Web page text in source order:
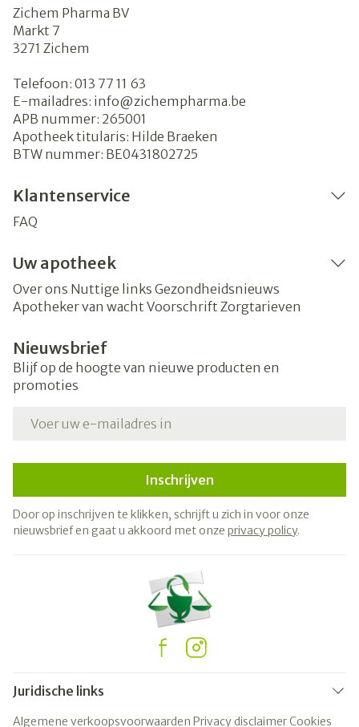
Zichem Pharma BV
Markt 7
3271 Zichem
Telefoon: 013 77 11 63
E-mailadres: info@zichempharma.be
APB nummer: 265001
Apotheek titularis: Hilde Braeken
BTW nummer: BE0431802725
Klantenservice
FAQ
Uw apotheek
Over ons Nuttige links Gezondheidsnieuws
Apotheker van wacht Voorschrift Zorgtarieven
Nieuwsbrief
Blijf op de hoogte van nieuwe producten en
promoties
Inschrijven
Door op inschrijven te klikken, schrijft u zich in voor onze
nieuwsbrief en gaat u akkoord met onze privacy policy.
Juridische links
Algemene verkoopsvoorwaarden Privacy disclaimerCookies